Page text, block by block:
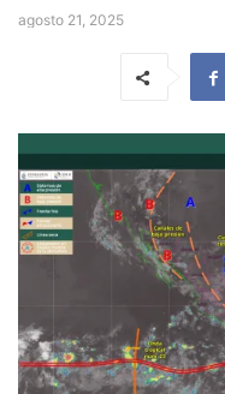
agosto 21, 2025